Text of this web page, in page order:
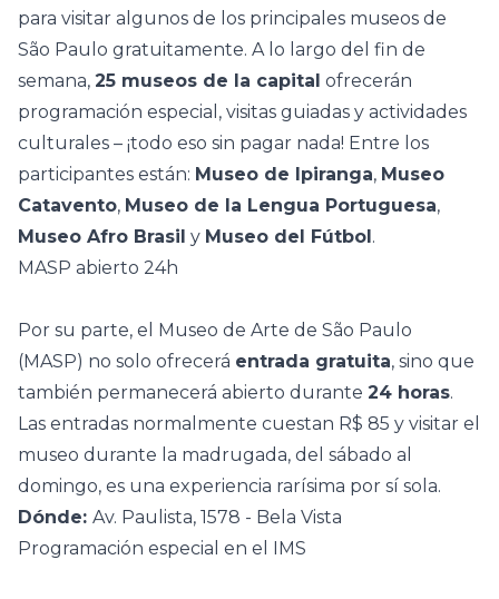
para visitar algunos de los principales museos de
São Paulo gratuitamente. A lo largo del fin de
semana, 25 museos de la capital ofrecerán
programación especial, visitas guiadas y actividades
culturales – ¡todo eso sin pagar nada! Entre los
participantes están: Museo de Ipiranga, Museo
Catavento, Museo de la Lengua Portuguesa,
Museo Afro Brasil y Museo del Fútbol.
MASP abierto 24h
Por su parte, el Museo de Arte de São Paulo
(MASP) no solo ofrecerá entrada gratuita, sino que
también permanecerá abierto durante 24 horas.
Las entradas normalmente cuestan R$ 85 y visitar el
museo durante la madrugada, del sábado al
domingo, es una experiencia rarísima por sí sola.
Dónde: Av. Paulista, 1578 - Bela Vista
Programación especial en el IMS